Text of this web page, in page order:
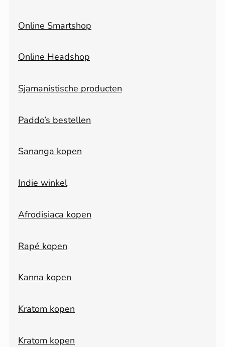
Online Smartshop
Online Headshop
Sjamanistische producten
Paddo’s bestellen
Sananga kopen
Indie winkel
Afrodisiaca kopen
Rapé kopen
Kanna kopen
Kratom kopen
Kratom kopen